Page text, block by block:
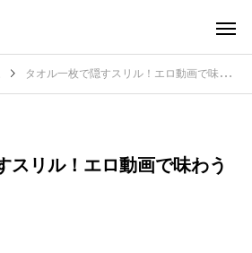
タオル一枚で隠すスリル！エロ動画で味わうギリギリの誘惑
スリル！エロ動画で味わう